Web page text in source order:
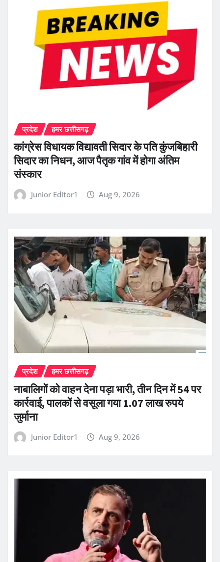
प्रदेश हमर छत्तीसगढ़
कांग्रेस विधायक विद्यावती सिदार के पति कुंजबिहारी
सिदार का निधन, आज पैतृक गांव में होगा अंतिम
संस्कार
Junior Editor1 Aug 9, 2026
प्रदेश हमर छत्तीसगढ़
नाबालिगों को वाहन देना पड़ा भारी, तीन दिन में 54 पर
कार्रवाई, पालकों से वसूला गया 1.07 लाख रुपये
जुर्माना
Junior Editor1 Aug 9, 2026